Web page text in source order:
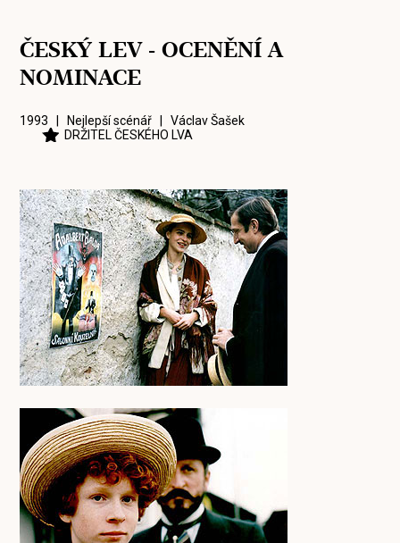
ČESKÝ LEV - OCENĚNÍ A
NOMINACE
1993 | Nejlepší scénář |Václav Šašek
DRŽITEL ČESKÉHO LVA